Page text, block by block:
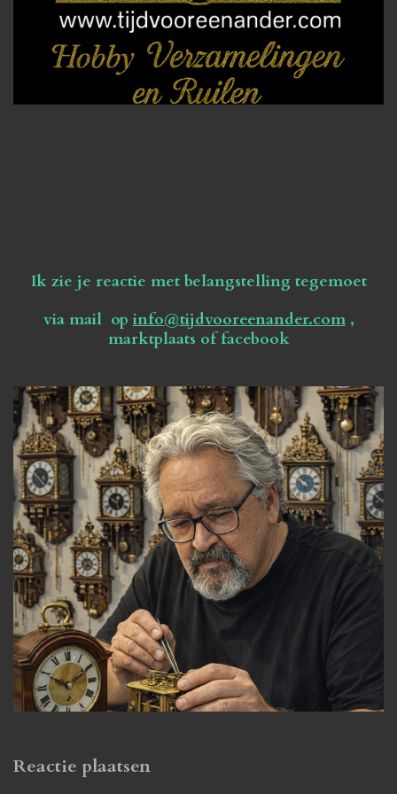
Ik zie je reactie met belangstelling tegemoet
via mail opinfo@tijdvooreenander.com,
marktplaats of facebook
Reactie plaatsen